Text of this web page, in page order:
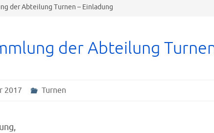
der Abteilung Turnen – Einladung
der Abteilung
2017 Turnen